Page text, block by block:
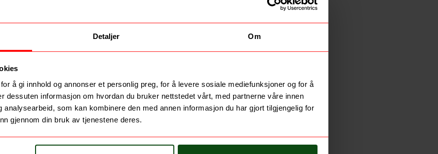
Detaljer Om
å gi innhold og annonser et personlig preg, for å levere sosiale mediefunksjoner og for å
dessuten informasjon om hvordan du bruker nettstedet vårt, med partnerne våre innen
analysearbeid, som kan kombinere den med annen informasjon du har gjort tilgjengelig for
gjennom din bruk av tjenestene deres.